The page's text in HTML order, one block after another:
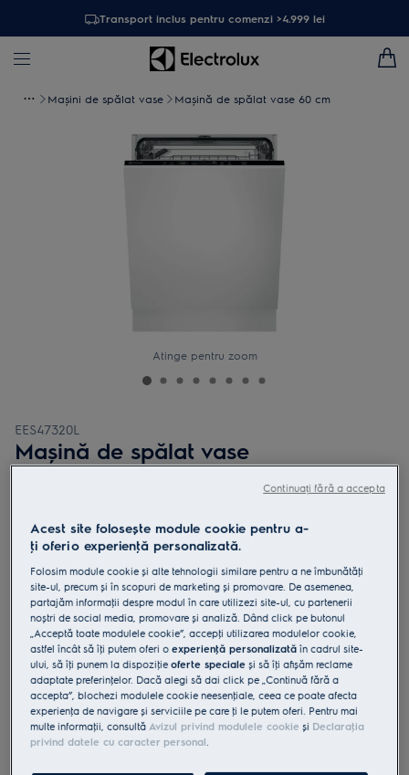
Transport inclus pentru comenzi >4.999 lei
Maşini de spălat vase Mașină de spălat vase 60 cm
Atinge pentru zoom
EES47320L
Mașină de spălat vase
încorporabilă SatelliteClean 60 cm
13 seturi Inverter BLDC clasă D
4.8 (451)
Fișa cu informaţii despre produs
Beneficii
Mașina de spălat vase SatelliteClean® 600 are o acoperire a
pulverizării de trei ori mai bună.
SatelliteClean distribuie de trei ori mai eficient apa
QuickSelect te ghidează pentru a economisi apă și energie.
Acest site folosește module cookie pentru a-
ţi oferi o experienţă personalizată.
Folosim module cookie și alte tehnologii similare pentru a ne îmbunătăţi
site-ul, precum și în scopuri de marketing și promovare. De asemenea,
partajăm informaţii despre modul în care utilizezi site-ul, cu partenerii
noștri de social media, promovare și analiză. Dând click pe butonul
„Acceptă toate modulele cookie”, accepţi utilizarea modulelor cookie,
astfel încât să îţi putem oferi oexperienţă personalizată în cadrul site-
ului, să îţi punem la dispoziţieoferte speciale și să îţi afișăm reclame
adaptate preferinţelor. Dacă alegi să dai click pe „Continuă fără a
accepta”, blochezi modulele cookie neesenţiale, ceea ce poate afecta
experienţa de navigare și serviciile pe care ţi le putem oferi. Pentru mai
multe informaţii, consultă Avizul privind modulele cookie și Declaraţia
privind datele cu caracter personal.
Continuați fără a accepta